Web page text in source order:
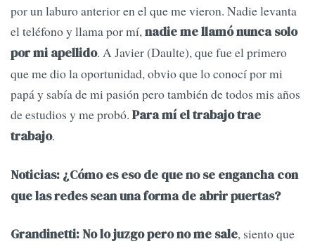
por un laburo anterior en el que me vieron. Nadie levanta
el teléfono y llama por mí,nadie me llamó nunca solo
por mi apellido. A Javier (Daulte), que fue el primero
que me dio la oportunidad, obvio que lo conocí por mi
papá y sabía de mi pasión pero también de todos mis años
de estudios y me probó. Para mí el trabajo trae
trabajo.
Noticias: ¿Cómo es eso de que no se engancha con
que las redes sean una forma de abrir puertas?
Grandinetti: No lo juzgo pero no me sale, siento que